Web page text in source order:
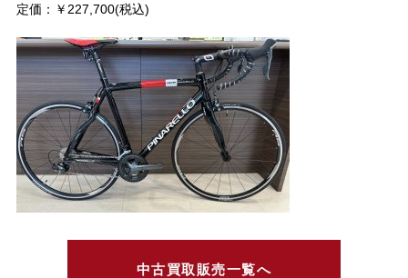
定価：￥227,700(税込)
中古買取販売一覧へ